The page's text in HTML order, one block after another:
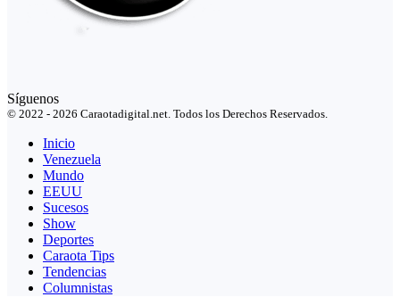
Síguenos
© 2022 - 2026 Caraotadigital.net. Todos los Derechos Reservados.
Inicio
Venezuela
Mundo
EEUU
Sucesos
Show
Deportes
Caraota Tips
Tendencias
Columnistas